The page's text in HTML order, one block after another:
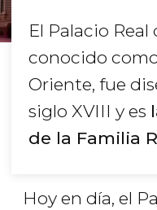
El Palacio
conocido
Oriente, fue
siglo XVIII y es
de la Familia
Hoy en día, el